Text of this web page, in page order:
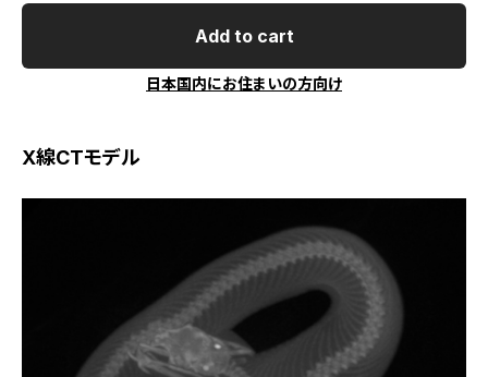
Add to cart
日本国内にお住まいの方向け
X線CTモデル